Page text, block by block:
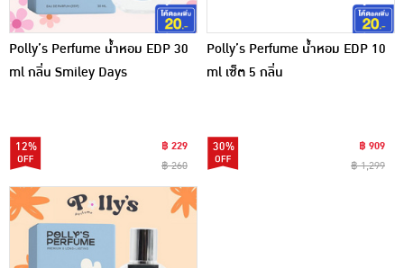
Polly’s Perfume น้ำหอม EDP 30
ml กลิ่น Smiley Days
12%
฿ 229
฿ 260
Polly’s Perfume น้ำหอม EDP 10
ml เซ็ต 5 กลิ่น
30%
฿ 909
฿ 1,299